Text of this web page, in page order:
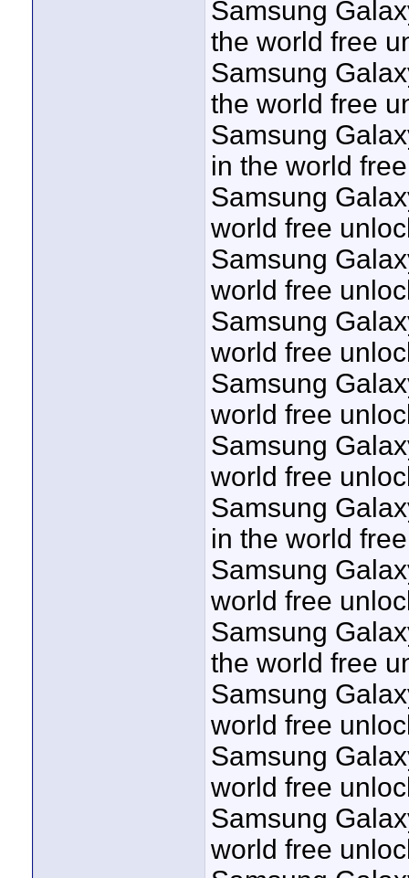
Samsung
the world free
Samsung
the world free
Samsung
in the world
Samsung
world free
Samsung
world free
Samsung
world free
Samsung
world free
Samsung
world free
Samsung
in the world
Samsung
world free
Samsung
the world free
Samsung
world free
Samsung
world free
Samsung
world free